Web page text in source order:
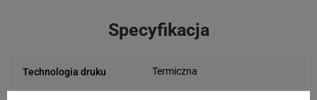
Specyfikacja
Technologia druku Termiczna